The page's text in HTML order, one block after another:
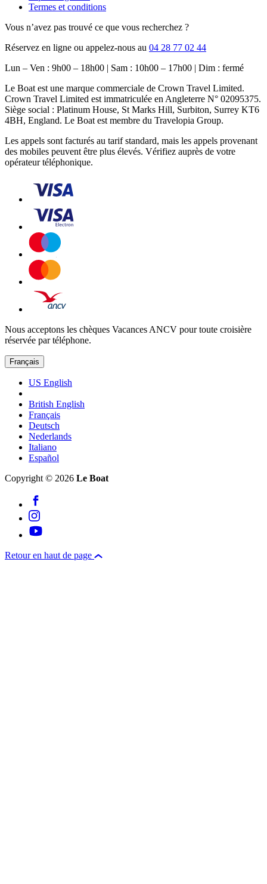
Termes et conditions
Vous n’avez pas trouvé ce que vous recherchez ?
Réservez en ligne ou appelez-nous au 04 28 77 02 44
Lun – Ven : 9h00 – 18h00 | Sam : 10h00 – 17h00 | Dim : fermé
Le Boat est une marque commerciale de Crown Travel Limited.
Crown Travel Limited est immatriculée en Angleterre N° 02095375.
Siège social : Platinum House, St Marks Hill, Surbiton, Surrey KT6
4BH, England. Le Boat est membre du Travelopia Group.
Les appels sont facturés au tarif standard, mais les appels provenant
des mobiles peuvent être plus élevés. Vérifiez auprès de votre
opérateur téléphonique.
Nous acceptons les chèques Vacances ANCV pour toute croisière
réservée par téléphone.
Français
US English
British English
Français
Deutsch
Nederlands
Italiano
Español
Copyright © 2026 Le Boat
Retour en haut de page